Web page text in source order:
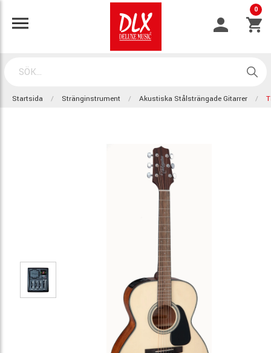
0
Startsida Stränginstrument Akustiska Stålsträngade Gitarrer